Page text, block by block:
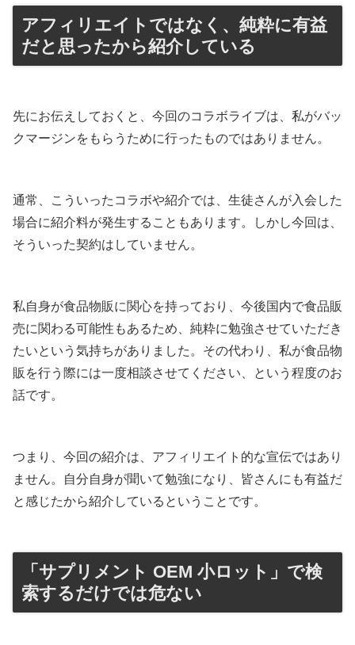
アフィリエイトではなく、純粋に有益
だと思ったから紹介している
先にお伝えしておくと、今回のコラボライブは、私がバッ
クマージンをもらうために行ったものではありません。
通常、こういったコラボや紹介では、生徒さんが入会した
場合に紹介料が発生することもあります。しかし今回は、
そういった契約はしていません。
私自身が食品物販に関心を持っており、今後国内で食品販
売に関わる可能性もあるため、純粋に勉強させていただき
たいという気持ちがありました。その代わり、私が食品物
販を行う際には一度相談させてください、という程度のお
話です。
つまり、今回の紹介は、アフィリエイト的な宣伝ではあり
ません。自分自身が聞いて勉強になり、皆さんにも有益だ
と感じたから紹介しているということです。
「サプリメント OEM 小ロット」で検
索するだけでは危ない